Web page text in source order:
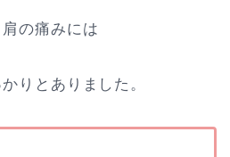
の痛みには
りとありました。